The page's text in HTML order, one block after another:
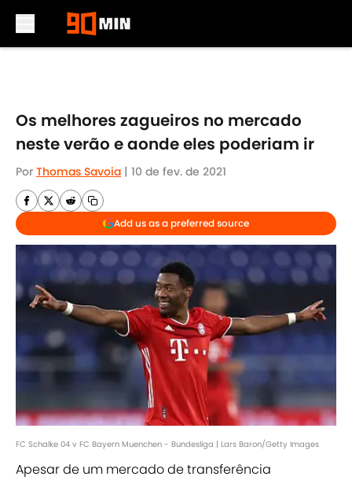
Os melhores zagueiros no mercado
neste verão e aonde eles poderiam ir
Por Thomas Savoia | 10 de fev. de 2021
Add us as a preferred source
FC Schalke 04 v FC Bayern Muenchen - Bundesliga | Lars Baron/Getty Images
Apesar de um mercado de transferência